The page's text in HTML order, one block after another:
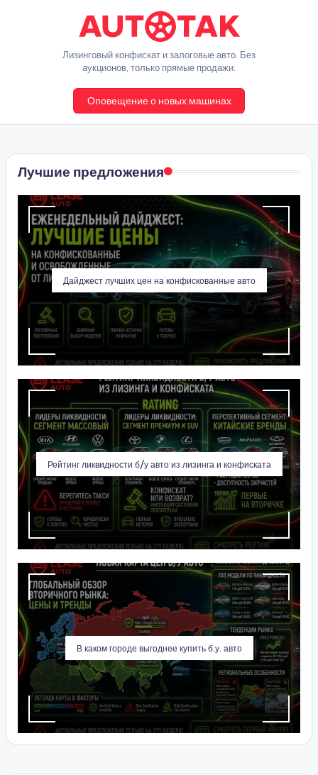
содержимому
A
t
o
T
a
k
Лизинговый конфискат и залоговые авто. Без
аукционов, только прямые продажи.
Оповещение о новых машинах
Лучшие предложения
Дайджест лучших цен на конфискованные авто
Рейтинг ликвидности б/у авто из лизинга и конфиската
В каком городе выгоднее купить б.у. авто